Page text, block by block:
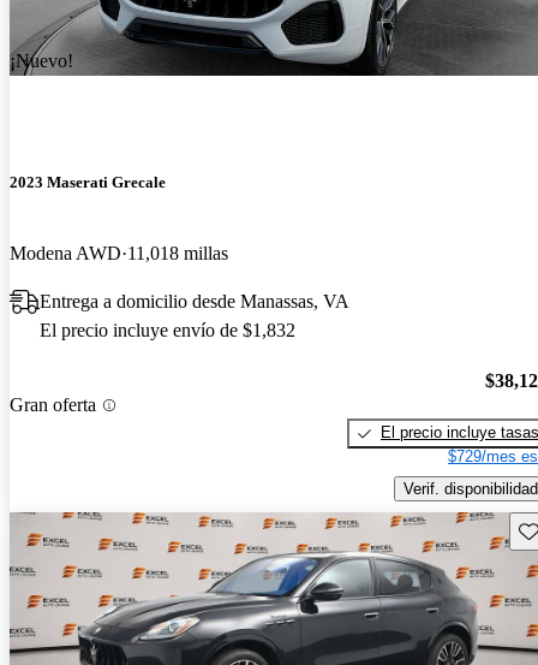
¡Nuevo!
2023 Maserati Grecale
Modena AWD 11,018 millas
Entrega a domicilio desde Manassas, VA
El precio incluye envío de $1,832
Gran oferta
El precio incluye tasas
$729/mes
Verif. disponibilidad